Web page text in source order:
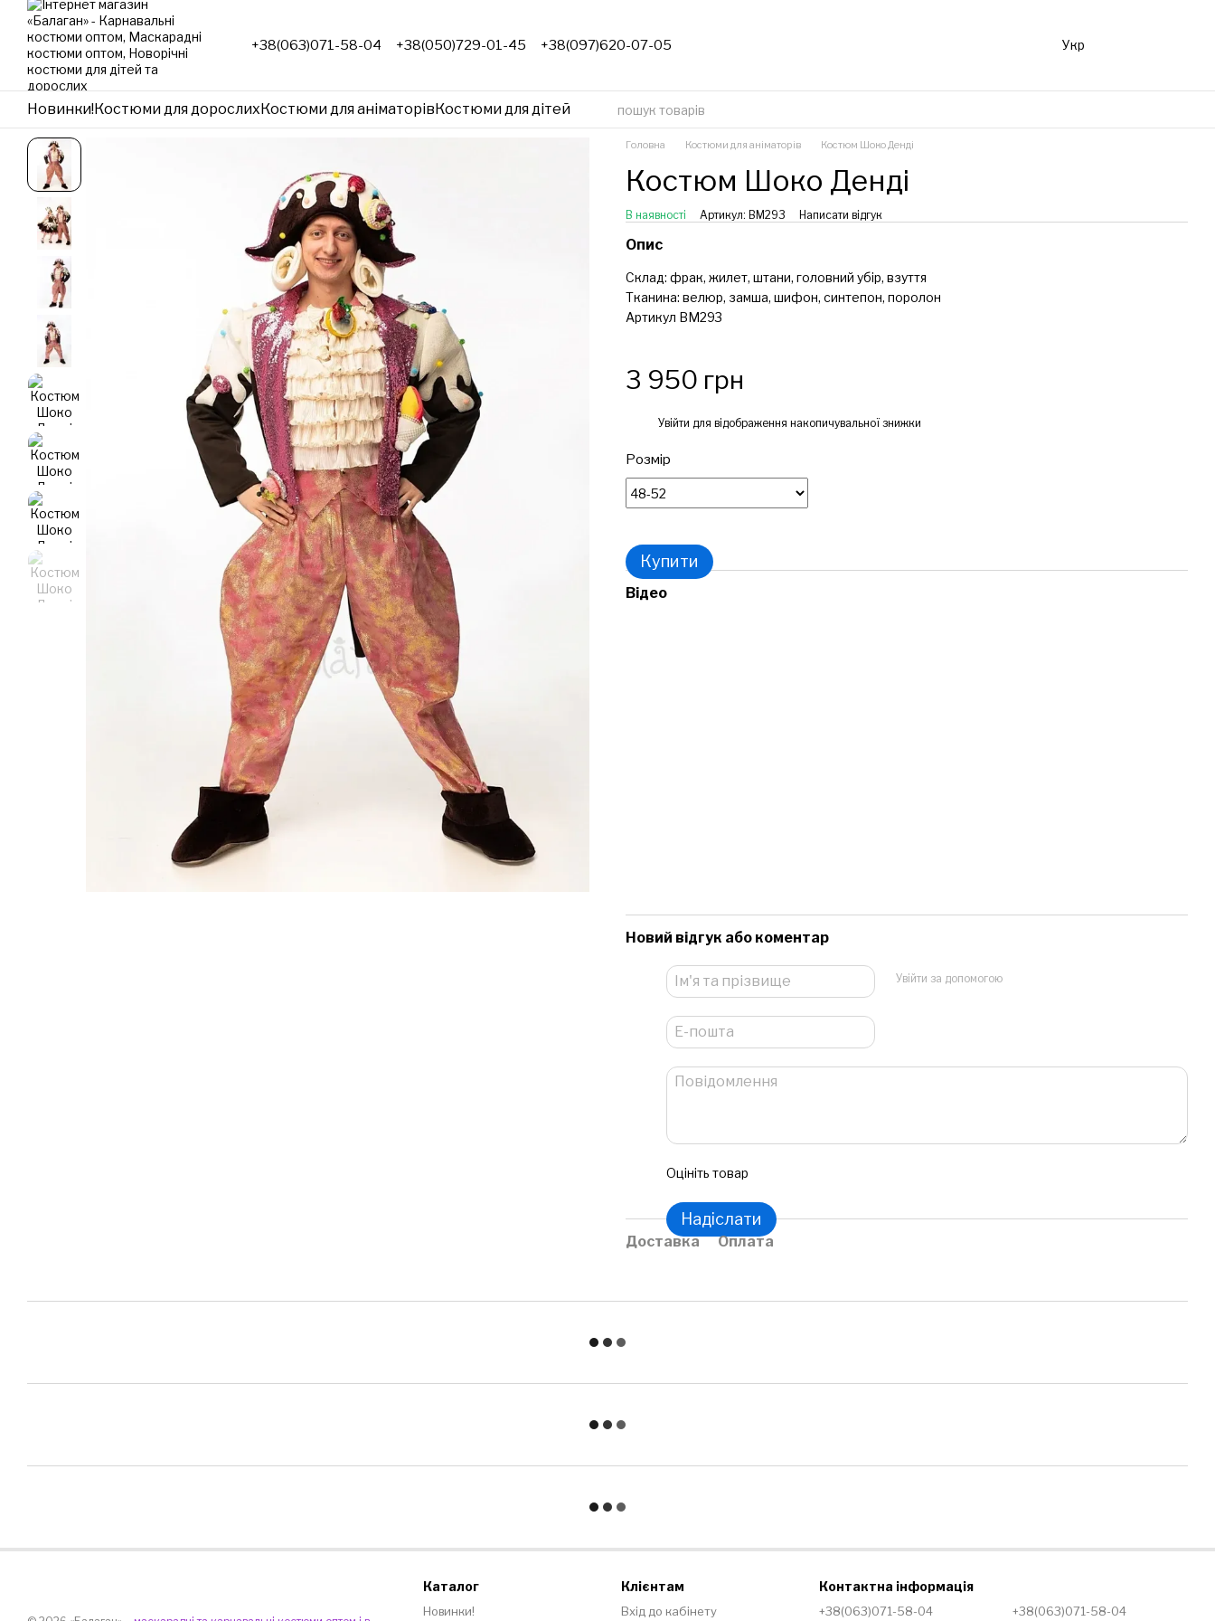
Перейти до основного контенту
+38(063)071-58-04 +38(050)729-01-45 +38(097)620-07-05 Укр
Новинки!Костюми для дорослихКостюми для аніматорівКостюми для дітей
Головна Костюми для аніматорів Костюм Шоко Денді
Костюм Шоко Денді
В наявності Артикул: ВМ293 Написати відгук
Опис
Склад: фрак, жилет, штани, головний убір, взуття
Тканина: велюр, замша, шифон, синтепон, поролон
Артикул ВМ293
3 950 грн
Увійти для відображення накопичувальної знижки
Розмір
Купити
Відео
Новий відгук або коментар
Увійти за допомогою
Оцініть товар
Надіслати
Доставка Оплата
Каталог
Новинки!
Клієнтам
Вхід до кабінету
Контактна інформація
+38(063)071-58-04 +38(063)071-58-04